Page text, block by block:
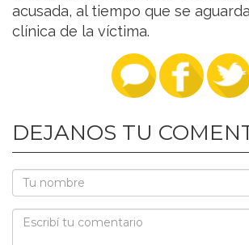
acusada, al tiempo que se
clínica de la víctima.
DEJANOS TU